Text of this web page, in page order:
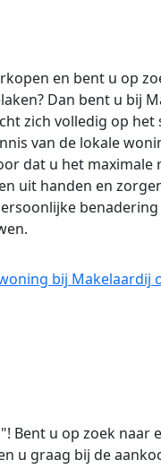
en bent u op
Dan bent u bij
zich volledig op het
van de lokale
dat u het maximale
uit handen en
bij Makelaardij
Bent u op zoek naar
u graag bij de